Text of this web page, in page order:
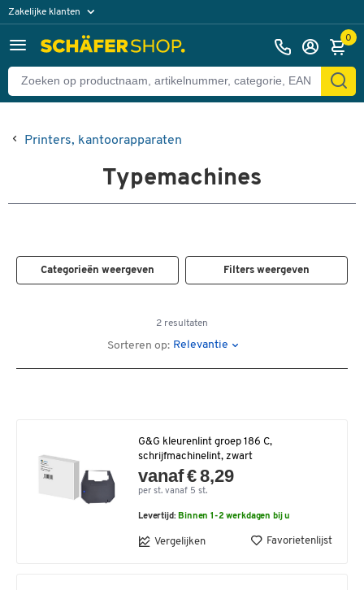
Zakelijke klanten
Particuliere klanten 0
Printers, kantoorapparaten
Typemachines
Categorieën weergeven Filters weergeven
2 resultaten
Sorteren op: Relevantie
G&G kleurenlint groep 186 C,
schrijfmachinelint, zwart
vanaf € 8,29
per st. vanaf 5 st.
Levertijd: Binnen 1-2 werkdagen bij u
Vergelijken Favorietenlijst